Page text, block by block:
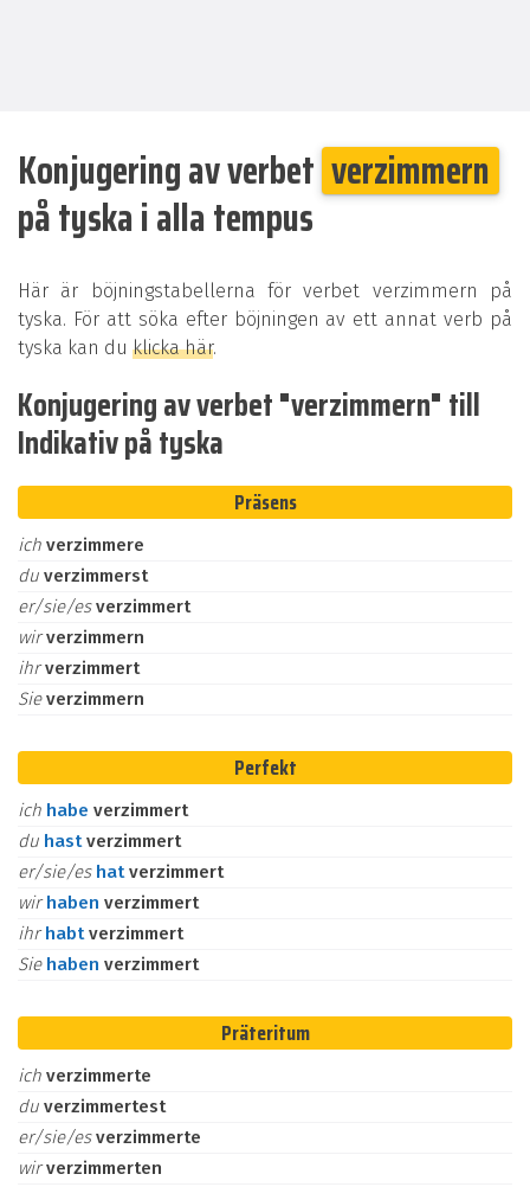
Konjugering av verbet verzimmern
på tyska i alla tempus
Här är böjningstabellerna för verbet verzimmern på
tyska. För att söka efter böjningen av ett annat verb på
tyska kan du klicka här.
Konjugering av verbet "verzimmern" till
Indikativ på tyska
Präsens
ich verzimmere
du verzimmerst
er/sie/esverzimmert
wirverzimmern
ihrverzimmert
Sieverzimmern
Perfekt
ich habe verzimmert
du hastverzimmert
er/sie/es hatverzimmert
wirhaben verzimmert
ihrhabtverzimmert
Sie haben verzimmert
Präteritum
ich verzimmerte
du verzimmertest
er/sie/esverzimmerte
wirverzimmerten